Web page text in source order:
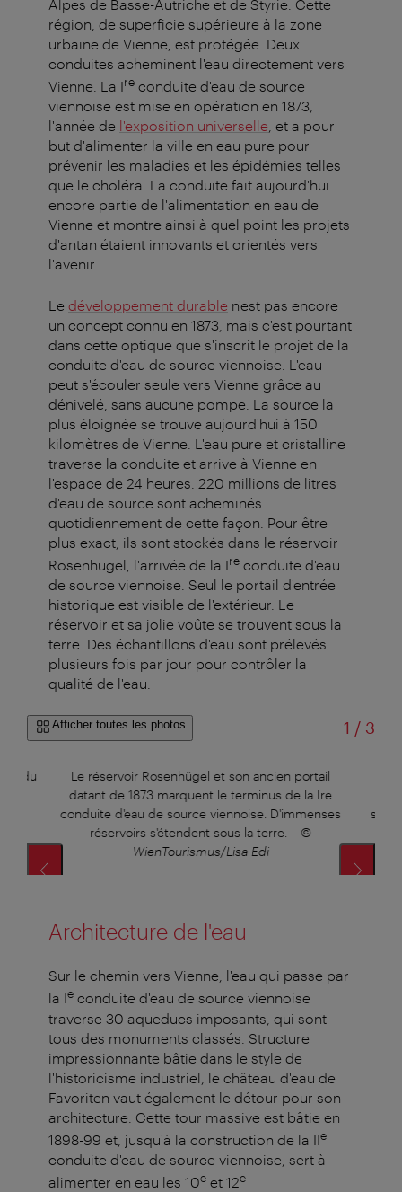
Alpes de Basse-Autriche et de Styrie. Cette
région, de superficie supérieure à la zone
urbaine de Vienne, est protégée. Deux
conduites acheminent l'eau directement vers
Vienne. La Ire conduite d'eau de source
viennoise est mise en opération en 1873,
l'année de l'exposition universelle , et a pour
but d'alimenter la ville en eau pure pour
prévenir les maladies et les épidémies telles
que le choléra. La conduite fait aujourd'hui
encore partie de l'alimentation en eau de
Vienne et montre ainsi à quel point les projets
d'antan étaient innovants et orientés vers
l'avenir.
Le développement durable n'est pas encore
un concept connu en 1873, mais c'est pourtant
dans cette optique que s'inscrit le projet de la
conduite d'eau de source viennoise. L'eau
peut s'écouler seule vers Vienne grâce au
dénivelé, sans aucune pompe. La source la
plus éloignée se trouve aujourd'hui à 150
kilomètres de Vienne. L'eau pure et cristalline
traverse la conduite et arrive à Vienne en
l'espace de 24 heures. 220 millions de litres
d'eau de source sont acheminés
quotidiennement de cette façon. Pour être
plus exact, ils sont stockés dans le réservoir
Rosenhügel, l'arrivée de la Ire conduite d'eau
de source viennoise. Seul le portail d'entrée
historique est visible de l'extérieur. Le
réservoir et sa jolie voûte se trouvent sous la
terre. Des échantillons d'eau sont prélevés
plusieurs fois par jour pour contrôler la
qualité de l'eau.
Afficher toutes les photos 1 /sur
3
du
Le réservoir Rosenhügel et son ancien portail
datant de 1873 marquent le terminus de la Ire
conduite d'eau de source viennoise. D'immenses
réservoirs s'étendent sous la terre. – ©
WienTourismus/Lisa Edi
Architecture de l'eau
Sur le chemin vers Vienne, l'eau qui passe par
la Ie conduite d'eau de source viennoise
traverse 30 aqueducs imposants, qui sont
tous des monuments classés. Structure
impressionnante bâtie dans le style de
l'historicisme industriel, le château d'eau de
Favoriten vaut également le détour pour son
architecture. Cette tour massive est bâtie en
1898-99 et, jusqu'à la construction de la IIe
conduite d'eau de source viennoise, sert à
alimenter en eau les 10e et 12e